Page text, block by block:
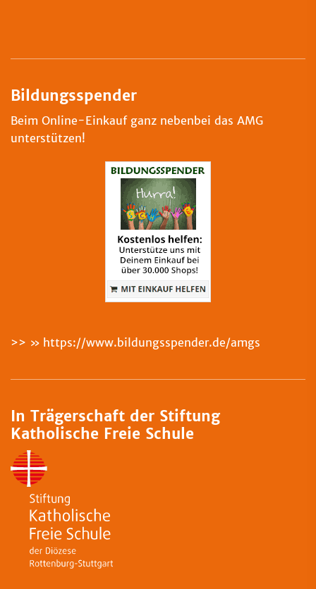
Bildungsspender
Beim Online-Einkauf ganz nebenbei das AMG
unterstützen!
>> https://www.bildungsspender.de/amgs
In Trägerschaft der Stiftung
Katholische Freie Schule